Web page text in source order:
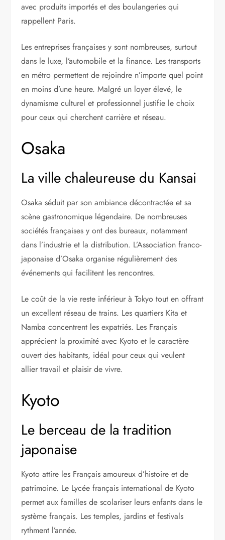
avec produits importés et des boulangeries qui
rappellent Paris.
Les entreprises françaises y sont nombreuses, surtout
dans le luxe, l’automobile et la finance. Les transports
en métro permettent de rejoindre n’importe quel point
en moins d’une heure. Malgré un loyer élevé, le
dynamisme culturel et professionnel justifie le choix
pour ceux qui cherchent carrière et réseau.
Osaka
La ville chaleureuse du Kansai
Osaka séduit par son ambiance décontractée et sa
scène gastronomique légendaire. De nombreuses
sociétés françaises y ont des bureaux, notamment
dans l’industrie et la distribution. L’Association franco-
japonaise d’Osaka organise régulièrement des
événements qui facilitent les rencontres.
Le coût de la vie reste inférieur à Tokyo tout en offrant
un excellent réseau de trains. Les quartiers Kita et
Namba concentrent les expatriés. Les Français
apprécient la proximité avec Kyoto et le caractère
ouvert des habitants, idéal pour ceux qui veulent
allier travail et plaisir de vivre.
Kyoto
Le berceau de la tradition
japonaise
Kyoto attire les Français amoureux d’histoire et de
patrimoine. Le Lycée français international de Kyoto
permet aux familles de scolariser leurs enfants dans le
système français. Les temples, jardins et festivals
rythment l’année.